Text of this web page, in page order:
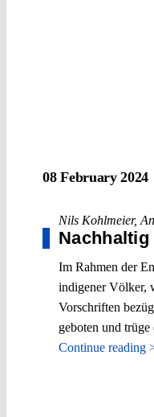
08 February 2024
Nils Kohlmeier,
Im Rahmen der
indigener Völker,
Vorschriften
geboten und
Continue reading